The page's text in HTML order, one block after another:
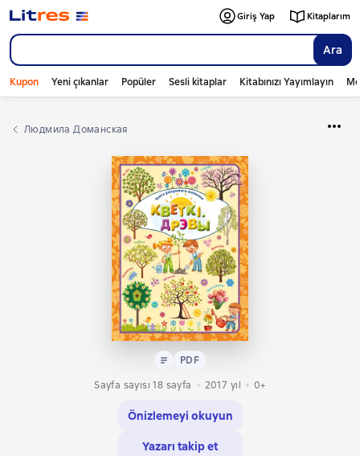
Ara
Giriş Yap Kitaplarım
Kupon Yeni çıkanlar Popüler Sesli kitaplar Kitabınızı Yayımlayın
Людмила Доманская
Metin PDF
PDF
Sayfa sayısı 18 sayfa
2017 yıl 0+
Önizlemeyi okuyun
Yazarı takip et